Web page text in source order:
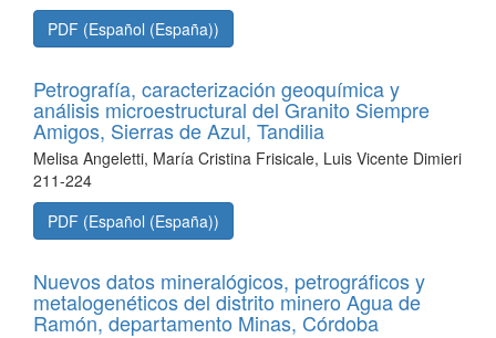
PDF (Español (España))
Petrografía, caracterización geoquímica y
análisis microestructural del Granito Siempre
Amigos, Sierras de Azul, Tandilia
Melisa Angeletti, María Cristina Frisicale, Luis Vicente Dimieri
211-224
PDF (Español (España))
Nuevos datos mineralógicos, petrográficos y
metalogenéticos del distrito minero Agua de
Ramón, departamento Minas, Córdoba